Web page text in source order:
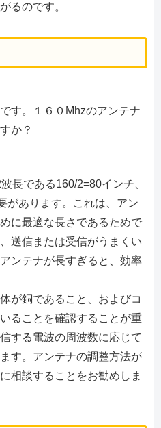
るのです。
す。１６０Mhzのアンテナ
か？
長である160/2=80インチ、
があります。これは、アン
に最適な長さであるためで
送信または受信がうまくい
ンテナが長すぎると、効率
が銅であること、およびコ
ることを確認することが重
する電波の周波数に応じて
す。アンテナの調整方法が
相談することをお勧めしま